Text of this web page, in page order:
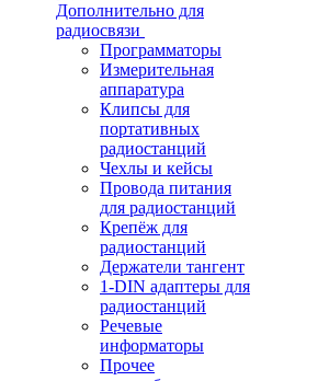
Дополнительно для
радиосвязи
Программаторы
Измерительная
аппаратура
Клипсы для
портативных
радиостанций
Чехлы и кейсы
Провода питания
для радиостанций
Крепёж для
радиостанций
Держатели тангент
1-DIN адаптеры для
радиостанций
Речевые
информаторы
Прочее